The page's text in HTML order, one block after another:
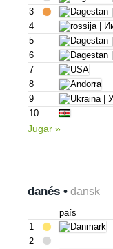
3
4
5
6
7
8
9
10
Jugar »
danés • dansk
país
1
2